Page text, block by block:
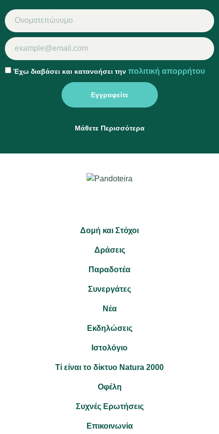
Έχω διαβάσει και κατανοήσει την πολιτική απορρήτου
Εγγραφείτε
Μάθετε Περισσότερα
Δομή και Στόχοι
Δράσεις
Παραδοτέα
Συνεργάτες
Νέα
Εκδηλώσεις
Ιστολόγιο
Τί είναι το δίκτυο Natura 2000
Οφέλη
Συχνές Ερωτήσεις
Επικοινωνία